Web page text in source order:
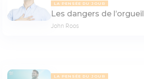
LA PENSÉE DU JOUR
Les dangers de l’orgueil
John Roos
LA PENSÉE DU JOUR